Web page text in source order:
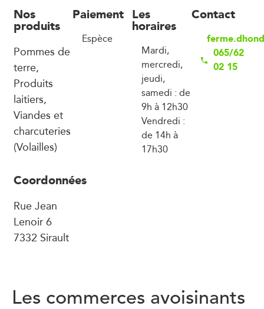
Nos
produits
Pommes de
terre,
Produits
laitiers,
Viandes et
charcuteries
(Volailles)
Paiement
Espèce
Les
horaires
Mardi,
mercredi,
jeudi,
samedi : de
9h à 12h30
Vendredi :
de 14h à
17h30
Contact
065/62
02 15
Coordonnées
Rue Jean
Lenoir 6
7332 Sirault
Les commerces avoisinants